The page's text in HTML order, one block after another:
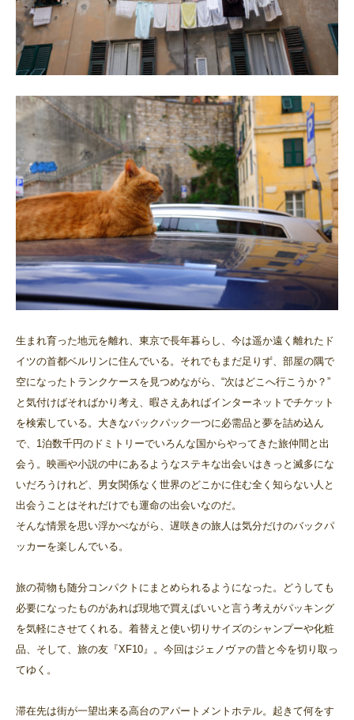
生まれ育った地元を離れ、東京で長年暮らし、今は遥か遠く離れたド
イツの首都ベルリンに住んでいる。それでもまだ足りず、部屋の隅で
空になったトランクケースを見つめながら、“次はどこへ行こうか？”
と気付けばそればかり考え、暇さえあればインターネットでチケット
を検索している。大きなバックパック一つに必需品と夢を詰め込ん
で、1泊数千円のドミトリーでいろんな国からやってきた旅仲間と出
会う。映画や小説の中にあるようなステキな出会いはきっと滅多にな
いだろうけれど、男女関係なく世界のどこかに住む全く知らない人と
出会うことはそれだけでも運命の出会いなのだ。
そんな情景を思い浮かべながら、遅咲きの旅人は気分だけのバックパ
ッカーを楽しんでいる。
旅の荷物も随分コンパクトにまとめられるようになった。どうしても
必要になったものがあれば現地で買えばいいと言う考えがパッキング
を気軽にさせてくれる。着替えと使い切りサイズのシャンプーや化粧
品、そして、旅の友『XF10』。今回はジェノヴァの昔と今を切り取っ
てゆく。
滞在先は街が一望出来る高台のアパートメントホテル。起きて何をす